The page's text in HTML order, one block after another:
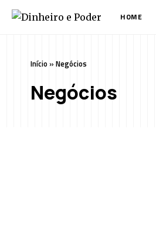
HOME
Início » Negócios
Negócios